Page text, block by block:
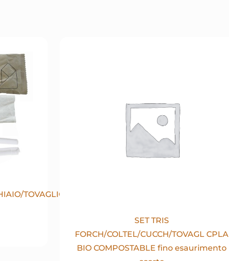
TOVAGLIOLO
SET TRIS
FORCH/COLTEL/CUCCH/TOVAGL CPLA
BIO COMPOSTABLE fino esaurimento